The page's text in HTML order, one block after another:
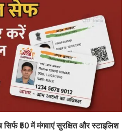
₹50 में मंगवाएं सुरक्षित और स्टाइलिश